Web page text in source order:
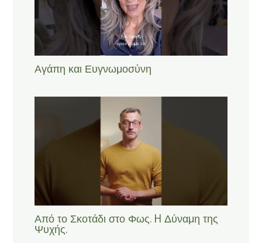
Αγάπη και Ευγνωμοσύνη
Από το Σκοτάδι στο Φως. H Δύναμη της
Ψυχής.